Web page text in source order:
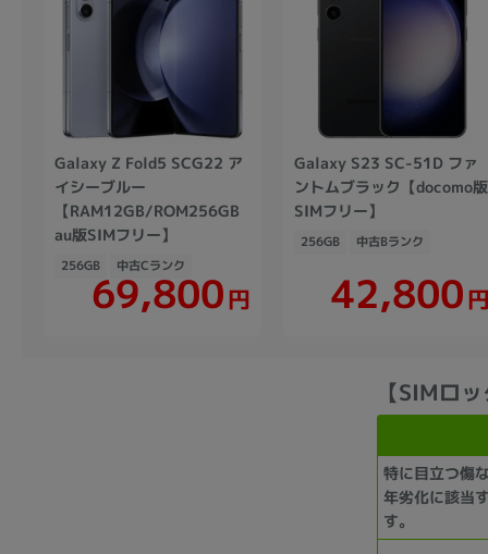
Galaxy Z Fold5 SCG22 ア
イシーブルー
【RAM12GB/ROM256GB
au版SIMフリー】
256GB 中古Cランク
69,800円
Galaxy S23 SC-51D ファ
ントムブラック【docomo版
SIMフリー】
256GB 中古Bランク
42,800円
【SIMロ
特に目立つ傷
年劣化に該当
す。